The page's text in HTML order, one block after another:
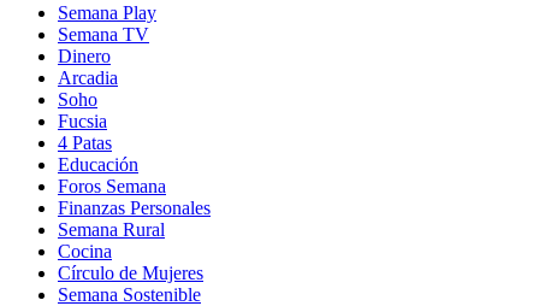
Semana Play
Semana TV
Dinero
Arcadia
Soho
in
new
window
Fucsia
in
new
window
4 Patas
Educación
Foros Semana
Finanzas Personales
Semana Rural
Cocina
Círculo de Mujeres
Semana Sostenible